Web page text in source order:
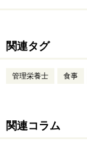
関連タグ
管理栄養士 食事
関連コラム